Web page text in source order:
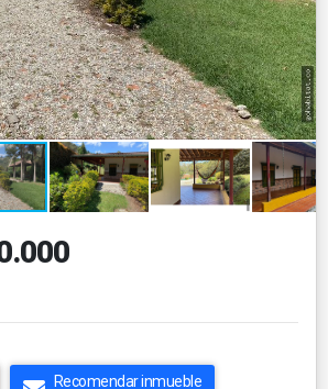
Recomendar inmueble